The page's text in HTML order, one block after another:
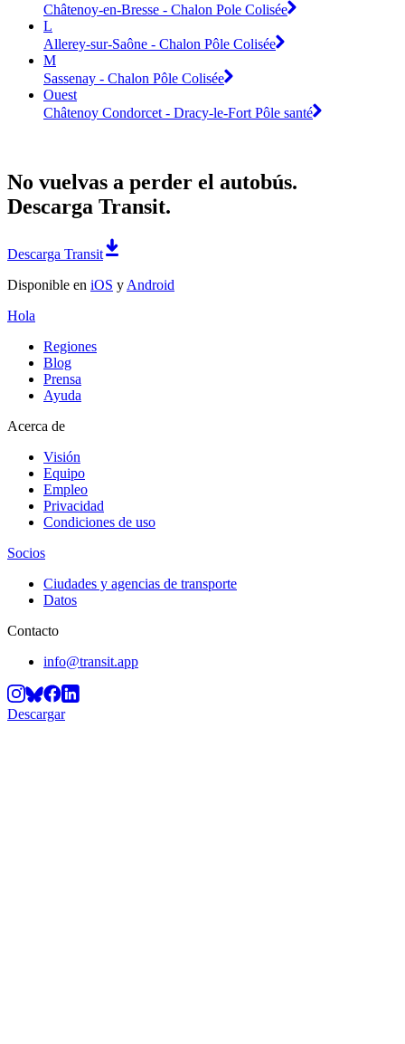
Châtenoy-en-Bresse - Chalon Pole Colisée
L
Allerey-sur-Saône - Chalon Pôle Colisée
M
Sassenay - Chalon Pôle Colisée
Ouest
Châtenoy Condorcet - Dracy-le-Fort Pôle santé
No vuelvas a perder el autobús.
Descarga Transit.
Descarga Transit
Disponible en iOS y Android
Hola
Regiones
Blog
Prensa
Ayuda
Acerca de
Visión
Equipo
Empleo
Privacidad
Condiciones de uso
Socios
Ciudades y agencias de transporte
Datos
Contacto
info@transit.app
Descargar